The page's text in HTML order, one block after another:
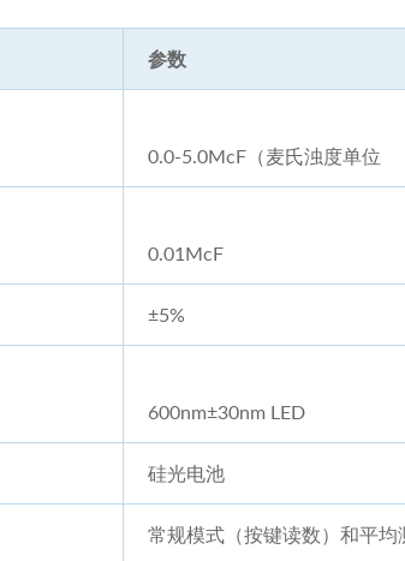
参数
0.0-5.0McF（麦氏浊度单位
0.01McF
±5%
600nm±30nm LED
硅光电池
常规模式（按键读数）和平均